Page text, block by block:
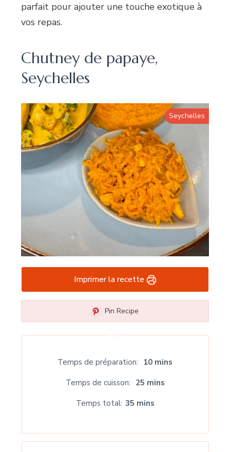
parfait pour ajouter une touche exotique à
vos repas.
Chutney de papaye,
Seychelles
Seychelles
Imprimer la recette
Pin Recipe
Temps de préparation
10 mins
Temps de cuisson
25 mins
Temps total 35 mins